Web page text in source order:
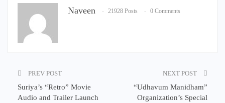
Naveen 21928 Posts 0 Comments
PREV POST
Suriya’s “Retro” Movie
Audio and Trailer Launch
NEXT POST
“Udhavum Manidham”
Organization’s Special